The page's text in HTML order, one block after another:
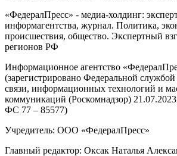
«ФедералПресс» - медиа-холдинг:
информагентства, журнал. Политика,
происшествия, общество. Экспертный
регионов РФ
Информационное агентство
(зарегистрировано Федеральной
связи, информационных технологий и
коммуникаций (Роскомнадзор)
ФС 77 – 85577)
Учредитель: ООО «ФедералПресс»
Главный редактор: Оксак Наталья